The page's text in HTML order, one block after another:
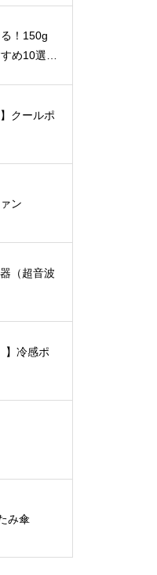
！150g
め10選
クールポ
ン
（超音波
】冷感ポ
み傘